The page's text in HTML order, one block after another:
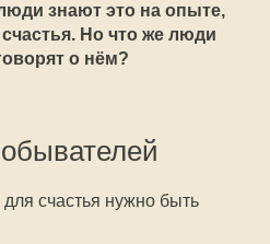
знают это на опыте,
Но что же люди
о нём?
счастья нужно быть